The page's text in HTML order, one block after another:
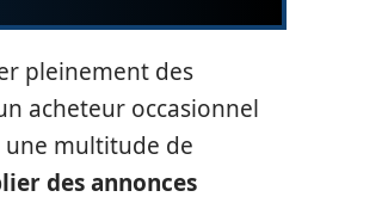
pleinement des
acheteur occasionnel
une multitude de
des annonces